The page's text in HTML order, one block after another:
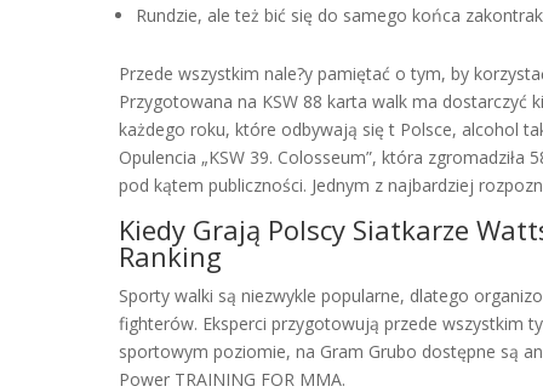
Rundzie, ale też bić się do samego końca
Przede wszystkim nale?y pamiętać o tym, by
Przygotowana na KSW 88 karta walk ma dostarczyć
każdego roku, które odbywają się t Polsce, alcohol
Opulencia „KSW 39. Colosseum”, która
pod kątem publiczności. Jednym z najbardziej
Kiedy Grają Polscy Siatkarze
Ranking
Sporty walki są niezwykle popularne, dlatego
fighterów. Eksperci przygotowują przede wszystkim
sportowym poziomie, na Gram Grubo dostępne są
Power TRAINING FOR MMA.